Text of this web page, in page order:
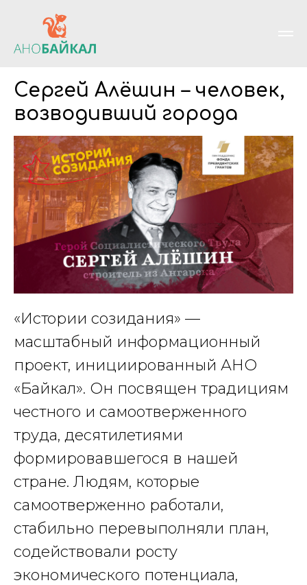
Сергей Алёшин – человек,
возводивший города
«Истории созидания» —
масштабный информационный
проект, инициированный АНО
«Байкал». Он посвящен традициям
честного и самоотверженного
труда, десятилетиями
формировавшегося в нашей
стране. Людям, которые
самоотверженно работали,
стабильно перевыполняли план,
содействовали росту
экономического потенциала,